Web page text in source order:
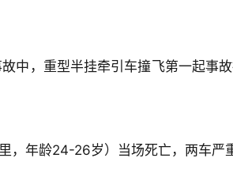
中，重型半挂牵引车撞飞第一起事
年龄24-26岁）当场死亡，两车严